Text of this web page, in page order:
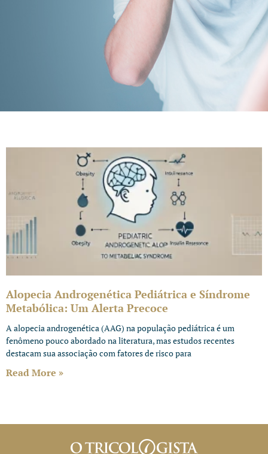
Alopecia Androgenética Pediátrica e Síndrome
Metabólica: Um Alerta Precoce
A alopecia androgenética (AAG) na população pediátrica é um
fenômeno pouco abordado na literatura, mas estudos recentes
destacam sua associação com fatores de risco para
Read More »